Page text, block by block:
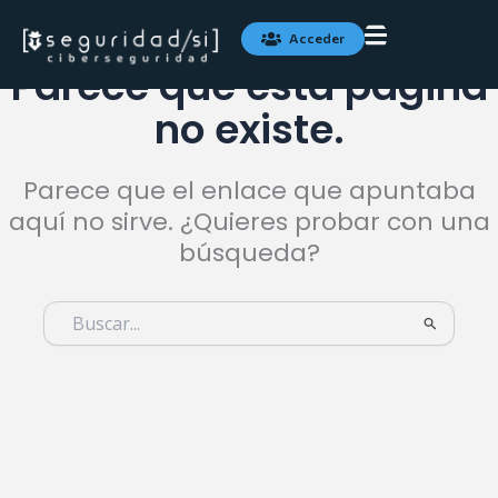
contenido
Acceder
Parece que esta página
no existe.
Parece que el enlace que apuntaba
aquí no sirve. ¿Quieres probar con una
búsqueda?
Buscar
por: